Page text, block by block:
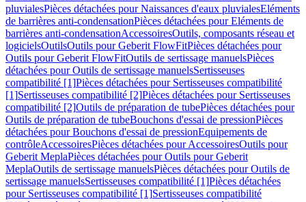
pluvialesPièces détachées pour Naissances d'eaux pluvialesEléments
de barrières anti-condensationPièces détachées pour Eléments de
barrières anti-condensationAccessoiresOutils, composants réseau et
logicielsOutilsOutils pour Geberit FlowFitPièces détachées pour
Outils pour Geberit FlowFitOutils de sertissage manuelsPièces
détachées pour Outils de sertissage manuelsSertisseuses
compatibilité [1]Pièces détachées pour Sertisseuses compatibilité
[1]Sertisseuses compatibilité [2]Pièces détachées pour Sertisseuses
compatibilité [2]Outils de préparation de tubePièces détachées pour
Outils de préparation de tubeBouchons d'essai de pressionPièces
détachées pour Bouchons d'essai de pressionEquipements de
contrôleAccessoiresPièces détachées pour AccessoiresOutils pour
Geberit MeplaPièces détachées pour Outils pour Geberit
MeplaOutils de sertissage manuelsPièces détachées pour Outils de
sertissage manuelsSertisseuses compatibilité [1]Pièces détachées
pour Sertisseuses compatibilité [1]Sertisseuses compatibilité